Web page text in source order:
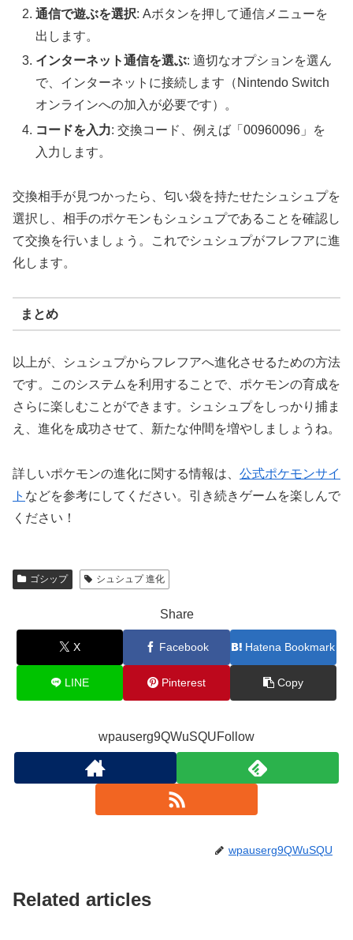
通信で遊ぶを選択: Aボタンを押して通信メニューを
出します。
インターネット通信を選ぶ: 適切なオプションを選ん
で、インターネットに接続します（Nintendo Switch
オンラインへの加入が必要です）。
コードを入力: 交換コード、例えば「00960096」を
入力します。
交換相手が見つかったら、匂い袋を持たせたシュシュプを
選択し、相手のポケモンもシュシュプであることを確認し
て交換を行いましょう。これでシュシュプがフレフアに進
化します。
まとめ
以上が、シュシュプからフレフアへ進化させるための方法
です。このシステムを利用することで、ポケモンの育成を
さらに楽しむことができます。シュシュプをしっかり捕ま
え、進化を成功させて、新たな仲間を増やしましょうね。
詳しいポケモンの進化に関する情報は、 公式ポケモンサイ
ト などを参考にしてください。引き続きゲームを楽しんで
ください！
ゴシップ シュシュプ 進化
Share
X Facebook Hatena Bookmark
LINE Pinterest Copy
wpauserg9QWuSQUFollow
wpauserg9QWuSQU
Related articles